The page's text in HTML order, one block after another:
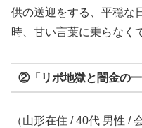
供の送迎をする、平穏な
時、甘い言葉に乗らなく
②「リボ地獄と闇金の一
（山形在住 / 40代 男性 /